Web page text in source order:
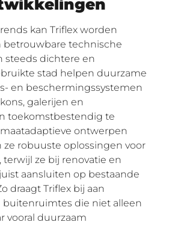
kan Triflex worden
betrouwbare technische
steeds dichtere en
stad helpen duurzame
en beschermingssystemen
galerijen en
toekomstbestendig te
ontwerpen
robuuste oplossingen voor
ze bij renovatie en
aansluiten op bestaande
draagt Triflex bij aan
die niet alleen
vooral duurzaam